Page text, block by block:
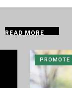
READ MORE
PROMOTE